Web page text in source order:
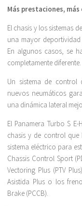
Más prestaciones,
El chasis y los sistemas
una mayor
En algunos casos, se
completamente diferente.
Un sistema de
nuevos neumáticos
una dinámica lateral
El Panamera Turbo S
chasis y de control
sistema eléctrico para
Chassis Control Sport
Vectoring Plus (PTV
Asistida Plus o los
Brake (PCCB).